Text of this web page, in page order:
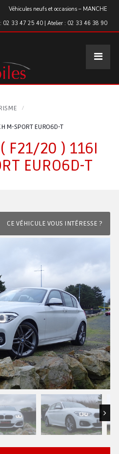
Véhicules neufs et occasions – MANCHE
: 02 33 47 25 40 | Atelier : 02 33 46 38 90
M-SPORT EURO6D-T
F21/20 ) 116I
EURO6D-T
CE VÉHICULE VOUS INTÉRESSE ?
Next